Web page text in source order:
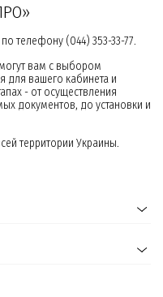
телефону (044) 353-33-77.
вам с выбором
для вашего кабинета и
- от осуществления
документов, до установки и
территории Украины.